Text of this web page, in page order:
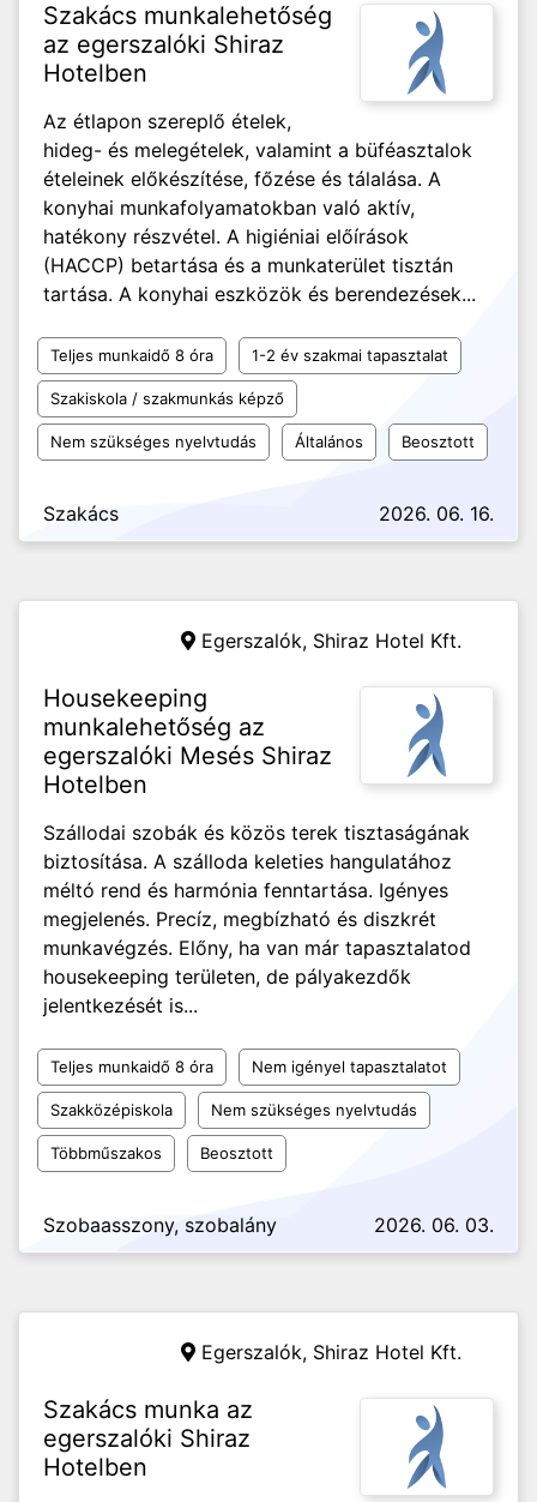
Szakács munkalehetőség
az egerszalóki Shiraz
Hotelben
Az étlapon szereplő ételek,
hideg- és melegételek, valamint a büféasztalok
ételeinek előkészítése, főzése és tálalása. A
konyhai munkafolyamatokban való aktív,
hatékony részvétel. A higiéniai előírások
(HACCP) betartása és a munkaterület tisztán
tartása. A konyhai eszközök és berendezések...
Teljes munkaidő 8 óra 1-2 év szakmai tapasztalat
Szakiskola / szakmunkás képző
Nem szükséges nyelvtudás Általános Beosztott
Szakács 2026. 06. 16.
Egerszalók, Shiraz Hotel Kft.
Housekeeping
munkalehetőség az
egerszalóki Mesés Shiraz
Hotelben
Szállodai szobák és közös terek tisztaságának
biztosítása. A szálloda keleties hangulatához
méltó rend és harmónia fenntartása. Igényes
megjelenés. Precíz, megbízható és diszkrét
munkavégzés. Előny, ha van már tapasztalatod
housekeeping területen, de pályakezdők
jelentkezését is...
Teljes munkaidő 8 óra Nem igényel tapasztalatot
Szakközépiskola Nem szükséges nyelvtudás
Többműszakos Beosztott
Szobaasszony, szobalány 2026. 06. 03.
Egerszalók, Shiraz Hotel Kft.
Szakács munka az
egerszalóki Shiraz
Hotelben